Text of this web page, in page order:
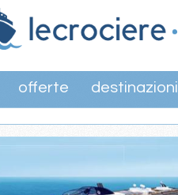
offerte destinazioni